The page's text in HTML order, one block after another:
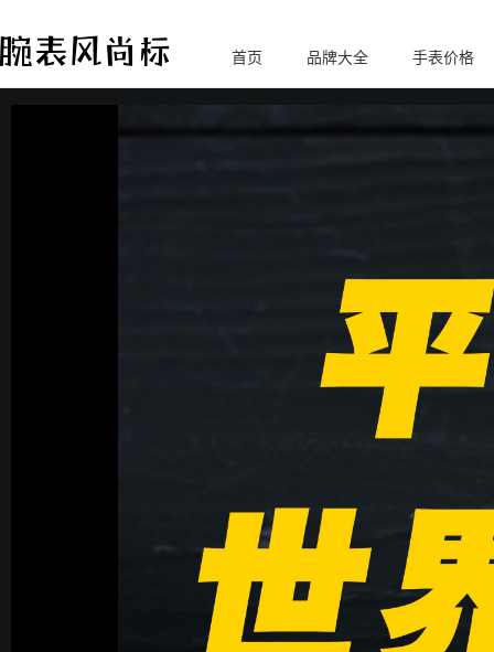
腕
表风尚标
首页 品牌大全 手表价格